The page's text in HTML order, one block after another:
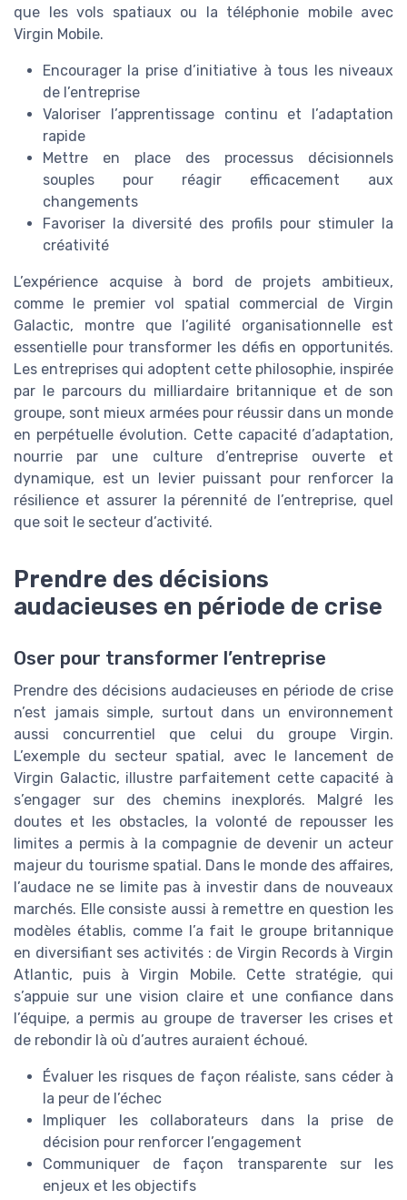
que les vols spatiaux ou la téléphonie mobile avec
Virgin Mobile.
Encourager la prise d’initiative à tous les niveaux
de l’entreprise
Valoriser l’apprentissage continu et l’adaptation
rapide
Mettre en place des processus décisionnels
souples pour réagir efficacement aux
changements
Favoriser la diversité des profils pour stimuler la
créativité
L’expérience acquise à bord de projets ambitieux,
comme le premier vol spatial commercial de Virgin
Galactic, montre que l’agilité organisationnelle est
essentielle pour transformer les défis en opportunités.
Les entreprises qui adoptent cette philosophie, inspirée
par le parcours du milliardaire britannique et de son
groupe, sont mieux armées pour réussir dans un monde
en perpétuelle évolution. Cette capacité d’adaptation,
nourrie par une culture d’entreprise ouverte et
dynamique, est un levier puissant pour renforcer la
résilience et assurer la pérennité de l’entreprise, quel
que soit le secteur d’activité.
Prendre des décisions
audacieuses en période de crise
Oser pour transformer l’entreprise
Prendre des décisions audacieuses en période de crise
n’est jamais simple, surtout dans un environnement
aussi concurrentiel que celui du groupe Virgin.
L’exemple du secteur spatial, avec le lancement de
Virgin Galactic, illustre parfaitement cette capacité à
s’engager sur des chemins inexplorés. Malgré les
doutes et les obstacles, la volonté de repousser les
limites a permis à la compagnie de devenir un acteur
majeur du tourisme spatial. Dans le monde des affaires,
l’audace ne se limite pas à investir dans de nouveaux
marchés. Elle consiste aussi à remettre en question les
modèles établis, comme l’a fait le groupe britannique
en diversifiant ses activités : de Virgin Records à Virgin
Atlantic, puis à Virgin Mobile. Cette stratégie, qui
s’appuie sur une vision claire et une confiance dans
l’équipe, a permis au groupe de traverser les crises et
de rebondir là où d’autres auraient échoué.
Évaluer les risques de façon réaliste, sans céder à
la peur de l’échec
Impliquer les collaborateurs dans la prise de
décision pour renforcer l’engagement
Communiquer de façon transparente sur les
enjeux et les objectifs